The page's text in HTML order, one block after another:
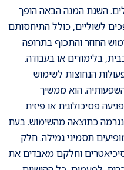
השגת המנה הבאה הופך
לשוליים, כולל התיחסותם
החוזר והתכוף בתרופה
בלימודים או בעבודה.
הנחוצות לשימוש
הוא ממשיך
פסיכולוגית או פיזית
כתוצאה מהשימוש. בעת
תסמיני גמילה. חלק
וחלקם מאבדים את